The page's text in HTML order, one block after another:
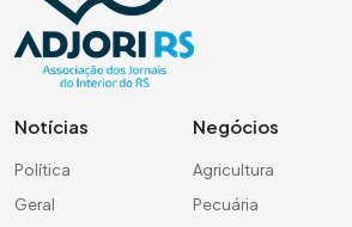
Notícias
Política
Geral
Negócios
Agricultura
Pecuária